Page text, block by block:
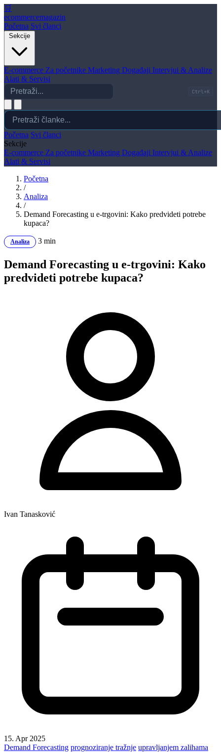
🛒
ecommercemagazin
Početna Svi članci
Sekcije
E-commerce Za početnike Marketing Događaji Intervjui & Analize
Alati & Servisi
Ctrl+K
Početna Svi članci
Sekcije
E-commerce Za početnike Marketing Događaji Intervjui & Analize
Alati & Servisi
Početna
/
Analiza
/
Demand Forecasting u e-trgovini: Kako predvideti potrebe
kupaca?
Analiza 3 min
Demand Forecasting u e-trgovini: Kako
predvideti potrebe kupaca?
Ivan Tanasković
15. Apr 2025
Demand Forecasting prognoziranje tražnje upravljanjem zalihama